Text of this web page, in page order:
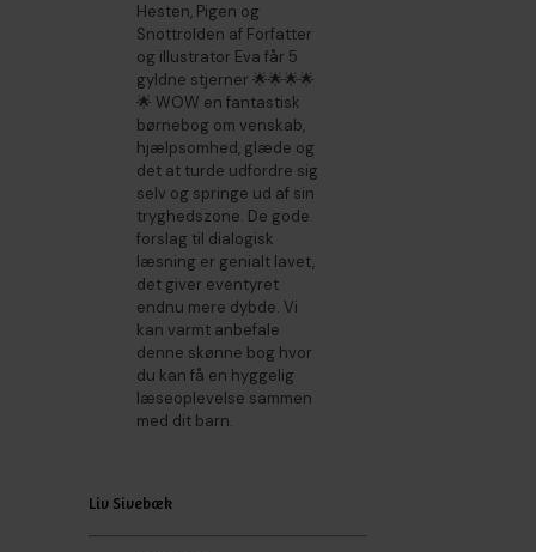
Hesten, Pigen og
Snottrolden af Forfatter
og illustrator Eva får 5
gyldne stjerner 🌟🌟🌟🌟
🌟 WOW en fantastisk
børnebog om venskab,
hjælpsomhed, glæde og
det at turde udfordre sig
selv og springe ud af sin
tryghedszone. De gode
forslag til dialogisk
læsning er genialt lavet,
det giver eventyret
endnu mere dybde. Vi
kan varmt anbefale
denne skønne bog hvor
du kan få en hyggelig
læseoplevelse sammen
med dit barn.
Liv Sivebæk